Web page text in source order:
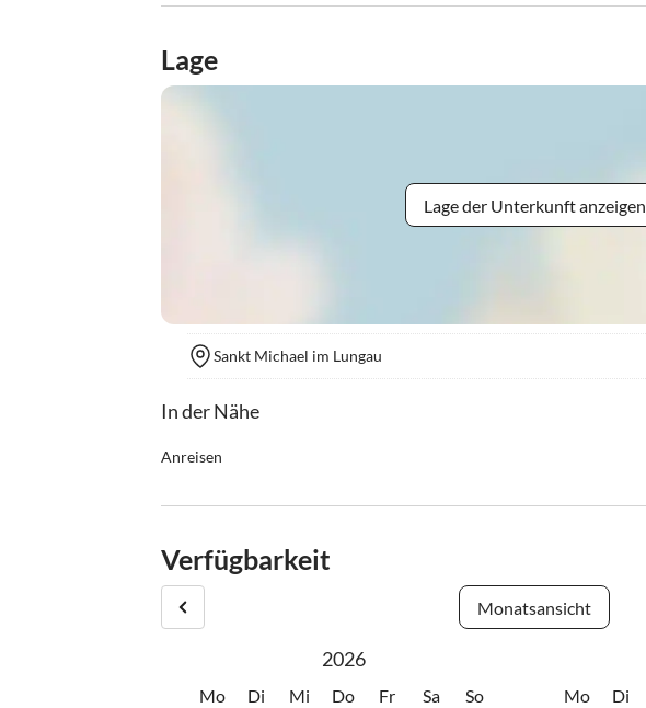
Lage
Lage der Unterkunft anzeigen
Sankt Michael im Lungau
In der Nähe
Anreisen
Verfügbarkeit
Monatsansicht
2026
Mo Di Mi Do Fr Sa So Mo Di